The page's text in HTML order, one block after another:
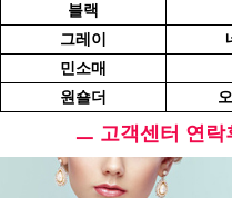
블랙
그레이
민소매
원숄더
ㅡ 고객센터 연